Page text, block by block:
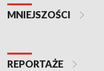
MNIEJSZOŚCI
REPORTAŻE